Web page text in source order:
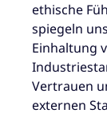
ethische
spiegeln
Einhaltung
Vertrauen
externen